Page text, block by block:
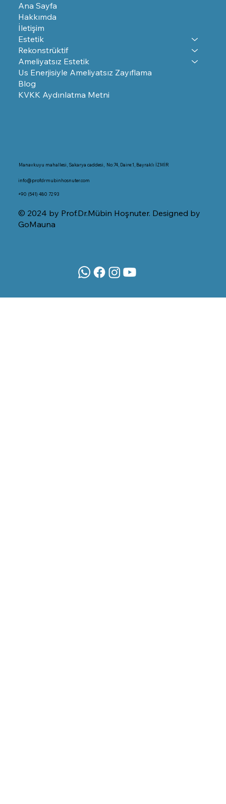
Ana Sayfa
Hakkımda
İletişim
Estetik
Rekonstrüktif
Ameliyatsız Estetik
Us Enerjisiyle Ameliyatsız Zayıflama
Blog
KVKK Aydınlatma Metni
Manavkuyu mahallesi, Sakarya caddesi, No:74, Daire:1, Bayraklı İZMİR
info@profdrmubinhosnuter.com
+90 (541) 480 72 93
© 2024 by Prof.Dr.Mübin Hoşnuter. Designed by
GoMauna